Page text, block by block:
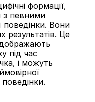
формації,
з певними
поведінки. Вони
результатів. Це
під час
і можуть